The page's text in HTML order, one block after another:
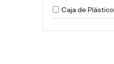
Caja de Plástico